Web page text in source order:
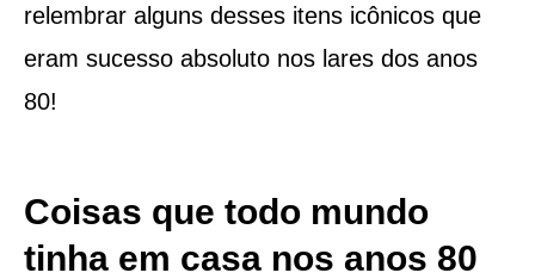
relembrar alguns desses itens icônicos que
eram sucesso absoluto nos lares dos anos
80!
Coisas que todo mundo
tinha em casa nos anos 80